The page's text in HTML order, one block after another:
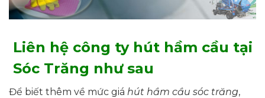
Liên hệ công ty hút hầm cầu tại
Sóc Trăng như sau
Để biết thêm về mức giá hút hầm cầu sóc trăng,